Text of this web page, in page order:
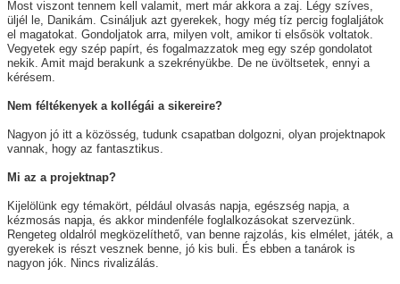
Most viszont tennem kell valamit, mert már akkora a zaj. Légy szíves,
üljél le, Danikám. Csináljuk azt gyerekek, hogy még tíz percig foglaljátok
el magatokat. Gondoljatok arra, milyen volt, amikor ti elsősök voltatok.
Vegyetek egy szép papírt, és fogalmazzatok meg egy szép gondolatot
nekik. Amit majd berakunk a szekrényükbe. De ne üvöltsetek, ennyi a
kérésem.
Nem féltékenyek a kollégái a sikereire?
Nagyon jó itt a közösség, tudunk csapatban dolgozni, olyan projektnapok
vannak, hogy az fantasztikus.
Mi az a projektnap?
Kijelölünk egy témakört, például olvasás napja, egészség napja, a
kézmosás napja, és akkor mindenféle foglalkozásokat szervezünk.
Rengeteg oldalról megközelíthető, van benne rajzolás, kis elmélet, játék, a
gyerekek is részt vesznek benne, jó kis buli. És ebben a tanárok is
nagyon jók. Nincs rivalizálás.